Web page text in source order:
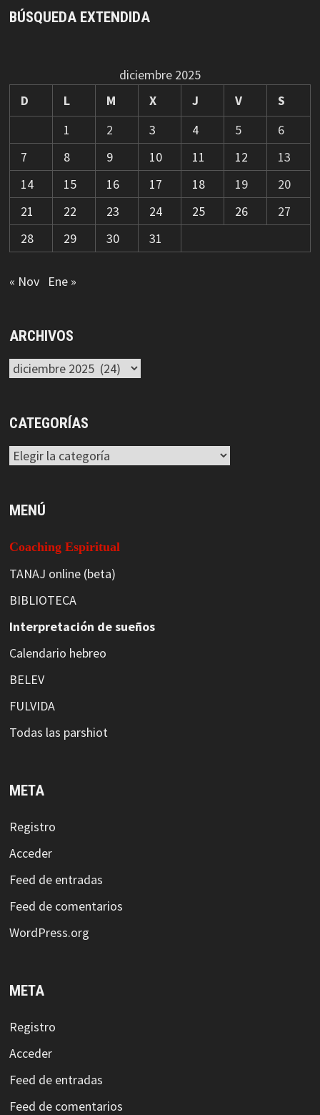
BÚSQUEDA EXTENDIDA
diciembre 2025
D
L M X J V
S
1
2 3 4 5
6
7
8 9 10 11 12
13
14
15 16 17 18 19
20
21
22 23 24 25 26
27
28
29 30 31
« Nov Ene »
ARCHIVOS
Archivos
CATEGORÍAS
Categorías
MENÚ
Coaching Espiritual
TANAJ online (beta)
BIBLIOTECA
Interpretación de sueños
Calendario hebreo
BELEV
FULVIDA
Todas las parshiot
META
Registro
Acceder
Feed de entradas
Feed de comentarios
WordPress.org
META
Registro
Acceder
Feed de entradas
Feed de comentarios